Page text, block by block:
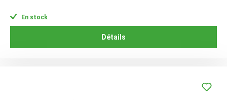
En stock
Détails